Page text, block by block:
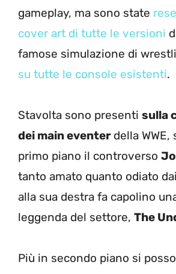
gameplay, ma sono state
cover art di tutte le versioni
famose simulazione di
su tutte le console esistenti.
Stavolta sono presenti sulla
dei main eventer della
primo piano il controverso
tanto amato quanto odiato
alla sua destra fa capolino
leggenda del settore, The
Più in secondo piano si